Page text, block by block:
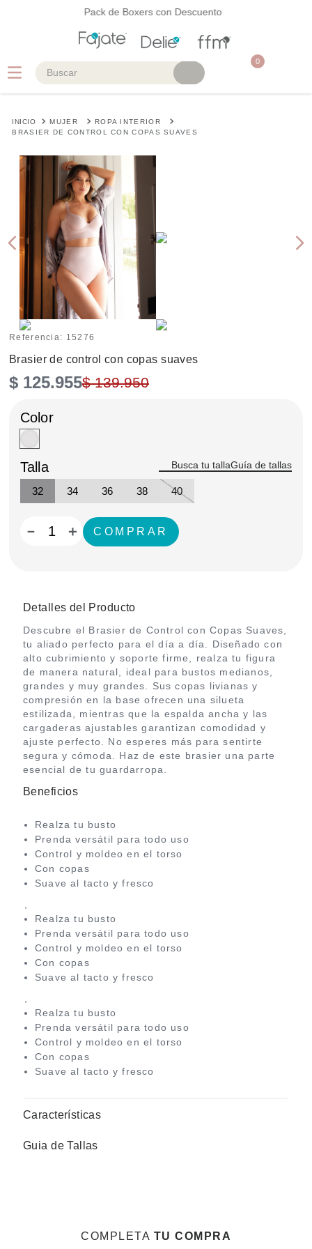
Pack de Boxers con Descuento
Buscar 0
MUJER
ROPA INTERIOR
BRASIER DE CONTROL CON COPAS SUAVES
Referencia: 15276
Brasier de control con copas suaves
$ 125.955$ 139.950
Talla
32 34 36 38 40
Guía de tallas
＋
－
Detalles del Producto
Descubre el Brasier de Control con Copas Suaves,
tu aliado perfecto para el día a día. Diseñado con
alto cubrimiento y soporte firme, realza tu figura
de manera natural, ideal para bustos medianos,
grandes y muy grandes. Sus copas livianas y
compresión en la base ofrecen una silueta
estilizada, mientras que la espalda ancha y las
cargaderas ajustables garantizan comodidad y
ajuste perfecto. No esperes más para sentirte
segura y cómoda. Haz de este brasier una parte
esencial de tu guardarropa.
Beneficios
Realza tu busto
Prenda versátil para todo uso
Control y moldeo en el torso
Con copas
Suave al tacto y fresco
Realza tu busto
Prenda versátil para todo uso
Control y moldeo en el torso
Con copas
Suave al tacto y fresco
Realza tu busto
Prenda versátil para todo uso
Control y moldeo en el torso
Con copas
Suave al tacto y fresco
Características
Guia de Tallas
COMPLETA TU COMPRA
1. faja
2. cinturilla
body
4. brasier
5. vestidos baño